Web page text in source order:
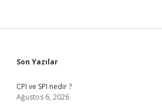
Sidebar
Son Yazılar
CPI ve SPI nedir ?
Ağustos 6, 2026